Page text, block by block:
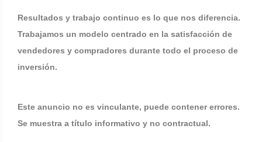
Resultados y trabajo continuo es lo que nos diferencia.
Trabajamos un modelo centrado en la satisfacción de
vendedores y compradores durante todo el proceso de
inversión.
Este anuncio no es vinculante, puede contener errores.
Se muestra a título informativo y no contractual.